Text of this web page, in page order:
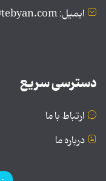
ایمیل: public@tebyan.com
دسترسی سریع
ارتباط با ما
درباره ما